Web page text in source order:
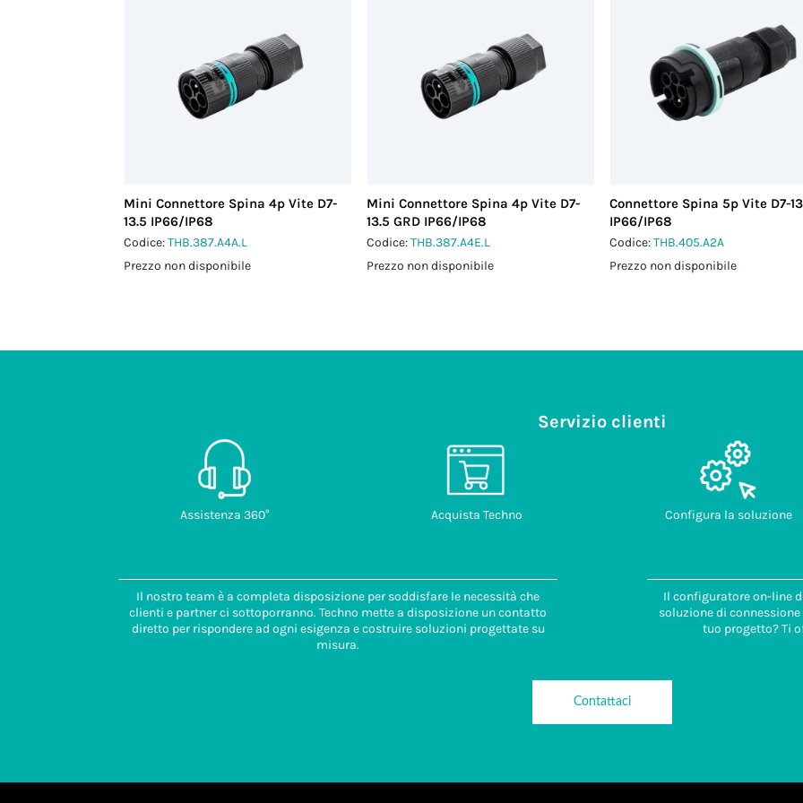
Mini Connettore Spina 4p Vite D7-
13.5 IP66/IP68
Codice:THB.387.A4A.L
Prezzo non disponibile
Mini Connettore Spina 4p Vite D7-
13.5 GRD IP66/IP68
Codice:THB.387.A4E.L
Prezzo non disponibile
Connettore Spina 5p Vite D7-
IP66/IP68
Codice:THB.405.A2A
Prezzo non disponibile
Servizio clienti
Assistenza 360° Acquista Techno Configura la soluzione
Il nostro team è a completa disposizione per soddisfare le necessità che
clienti e partner ci sottoporranno. Techno mette a disposizione un contatto
diretto per rispondere ad ogni esigenza e costruire soluzioni progettate su
misura.
Il configuratore on-line
soluzione di
tuo progetto? Ti
Contattaci